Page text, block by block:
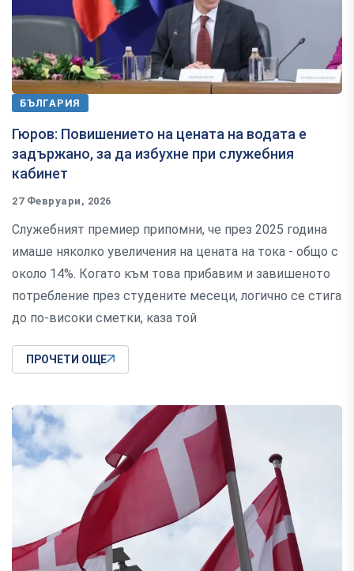
БЪЛГАРИЯ
Гюров: Повишението на цената на водата е
задържано, за да избухне при служебния
кабинет
27 Февруари, 2026
Служебният премиер припомни, че през 2025 година
имаше няколко увеличения на цената на тока - общо с
около 14%. Когато към това прибавим и завишеното
потребление през студените месеци, логично се стига
до по-високи сметки, каза той
ПРОЧЕТИ ОЩЕ